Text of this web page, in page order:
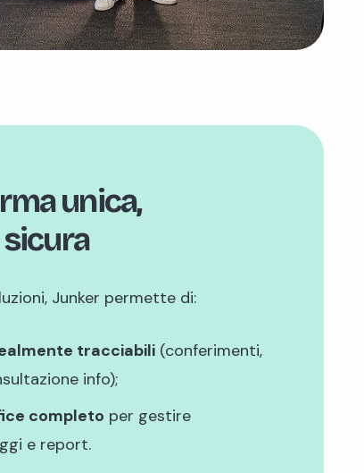
unica,
Junker permette di:
tracciabili (conferimenti,
info);
completo per gestire
e report.